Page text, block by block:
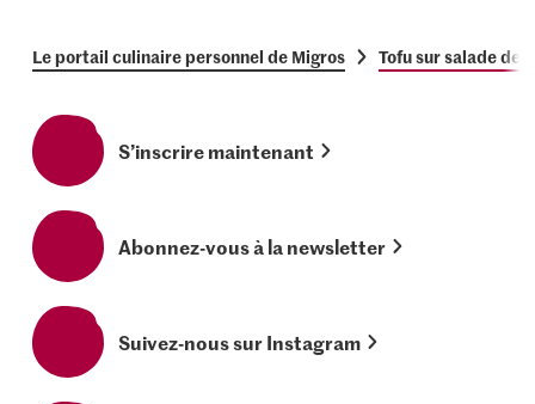
Le portail culinaire personnel de Migros Tofu sur salade de
S’inscrire maintenant
Abonnez-vous à la newsletter
Suivez-nous sur Instagram